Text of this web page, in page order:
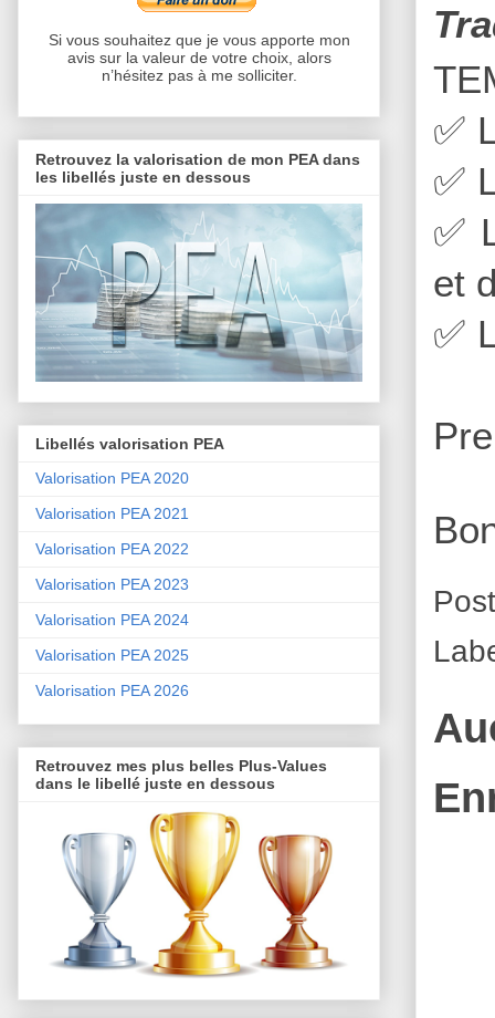
✅
✅
✅
et
✅
Si vous souhaitez que je vous apporte mon
avis sur la valeur de votre choix, alors
n’hésitez pas à me solliciter.
Retrouvez la valorisation de mon PEA dans
les libellés juste en dessous
Libellés valorisation PEA
Valorisation PEA 2020
Valorisation PEA 2021
Valorisation PEA 2022
Valorisation PEA 2023
Valorisation PEA 2024
Valorisation PEA 2025
Valorisation PEA 2026
Retrouvez mes plus belles Plus-Values
dans le libellé juste en dessous